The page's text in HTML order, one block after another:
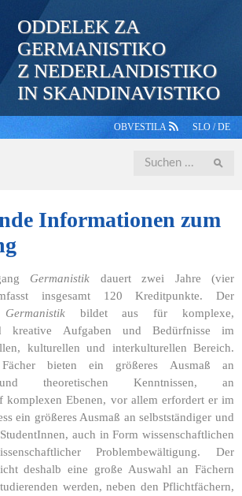
ODDELEK ZA
GERMANISTIKO
Z NEDERLANDISTIKO
IN SKANDINAVISTIKO
OBVESTILA SLO /DE
STUDIERENDE
Iskanje
Informationen zum
Germanistik dauert zwei Jahre (vier
insgesamt 120 Kreditpunkte. Der
Germanistikbildet aus für komplexe,
kreative Aufgaben und Bedürfnisse im
kulturellen und interkulturellen Bereich.
bieten ein größeres Ausmaß an
und theoretischen Kenntnissen, an
komplexen Ebenen, vor allem erfordert er im
ein größeres Ausmaß an selbstständiger und
auch in Form wissenschaftlichen
Problembewältigung. Der
deshalb eine große Auswahl an Fächern
werden, neben den Pflichtfächern,